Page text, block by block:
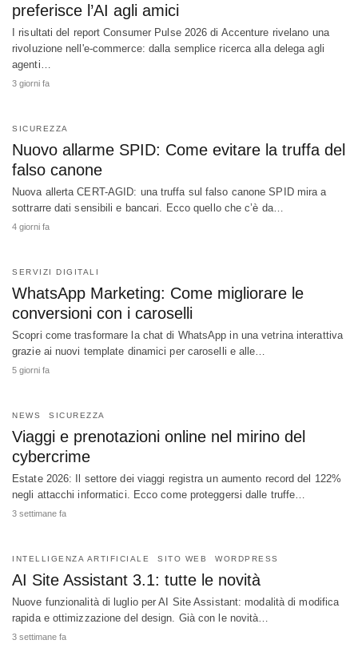
preferisce l’AI agli amici
I risultati del report Consumer Pulse 2026 di Accenture rivelano una
rivoluzione nell'e-commerce: dalla semplice ricerca alla delega agli
agenti…
3 giorni fa
SICUREZZA
Nuovo allarme SPID: Come evitare la truffa del
falso canone
Nuova allerta CERT-AGID: una truffa sul falso canone SPID mira a
sottrarre dati sensibili e bancari. Ecco quello che c’è da…
4 giorni fa
SERVIZI DIGITALI
WhatsApp Marketing: Come migliorare le
conversioni con i caroselli
Scopri come trasformare la chat di WhatsApp in una vetrina interattiva
grazie ai nuovi template dinamici per caroselli e alle…
5 giorni fa
NEWS SICUREZZA
Viaggi e prenotazioni online nel mirino del
cybercrime
Estate 2026: Il settore dei viaggi registra un aumento record del 122%
negli attacchi informatici. Ecco come proteggersi dalle truffe…
3 settimane fa
INTELLIGENZA ARTIFICIALE SITO WEB WORDPRESS
AI Site Assistant 3.1: tutte le novità
Nuove funzionalità di luglio per AI Site Assistant: modalità di modifica
rapida e ottimizzazione del design. Già con le novità…
3 settimane fa